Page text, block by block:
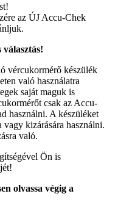
az ÚJ Accu-Chek
választás!
vércukormérő készülék
való használatra
saját maguk is
csak az Accu-
használni. A készüléket
vagy kizárására használni.
való.
Ön is
olvassa végig a